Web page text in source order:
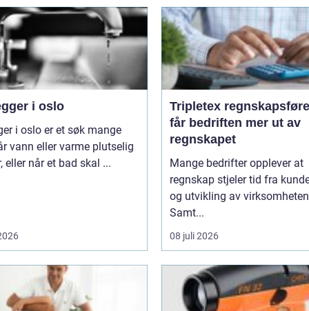
i oslo
i oslo er et søk mange
vann eller varme plutselig
eller når et bad skal ...
Tripletex regnskapsfører
får bedriften mer ut av
regnskapet
Mange bedrifter opplever at
regnskap stjeler tid fra
og utvikling av
Samt...
08 juli 2026